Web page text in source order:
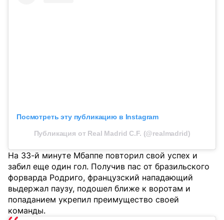
Посмотреть эту публикацию в Instagram
Публикация от Real Madrid C.F. (@realmadrid)
На 33-й минуте Мбаппе повторил свой успех и
забил еще один гол. Получив пас от бразильского
форварда Родриго, французский нападающий
выдержал паузу, подошел ближе к воротам и
попаданием укрепил преимущество своей
команды.